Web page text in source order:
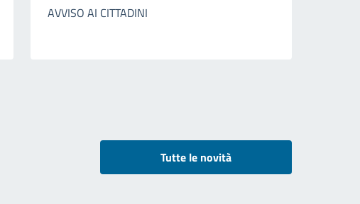
AVVISO AI CITTADINI
Tutte le novità